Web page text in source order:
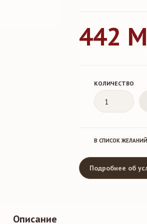
442
КОЛИЧЕСТВО
В СПИСОК ЖЕЛАНИЙ
Подробнее об
Описание